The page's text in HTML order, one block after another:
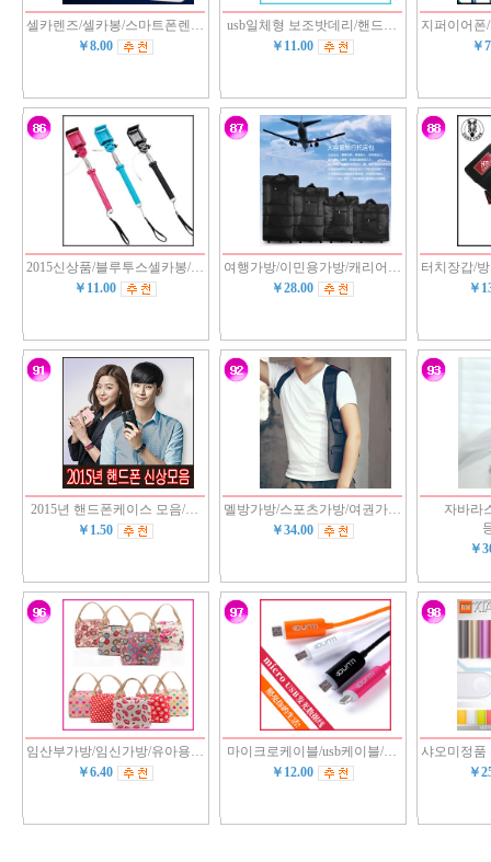
셀카렌즈/셀카봉/스마트폰렌…
￥8.00
usb일체형 보조밧데리/핸드…
￥11.00
지퍼이어
￥
2015신상품/블루투스셀카봉/…
￥11.00
여행가방/이민용가방/캐리어…
￥28.00
터치장갑/
￥
2015년 핸드폰케이스 모음/…
￥1.50
멜방가방/스포츠가방/여권가…
￥34.00
자바라
￥
임산부가방/임신가방/유아용…
￥6.40
마이크로케이블/usb케이블/…
￥12.00
샤오미정
￥